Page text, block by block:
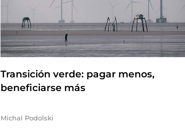
Transición verde: pagar menos,
beneficiarse más
Michal Podolski